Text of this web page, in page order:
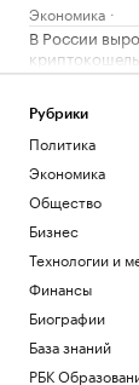
Экономика
В России
Эксперты
получать
образование
Общество
Wildberries
хабах для
Рубрики
Политика
Экономика
Общество
Бизнес
Технологии и
Финансы
Биографии
База знаний
РБК